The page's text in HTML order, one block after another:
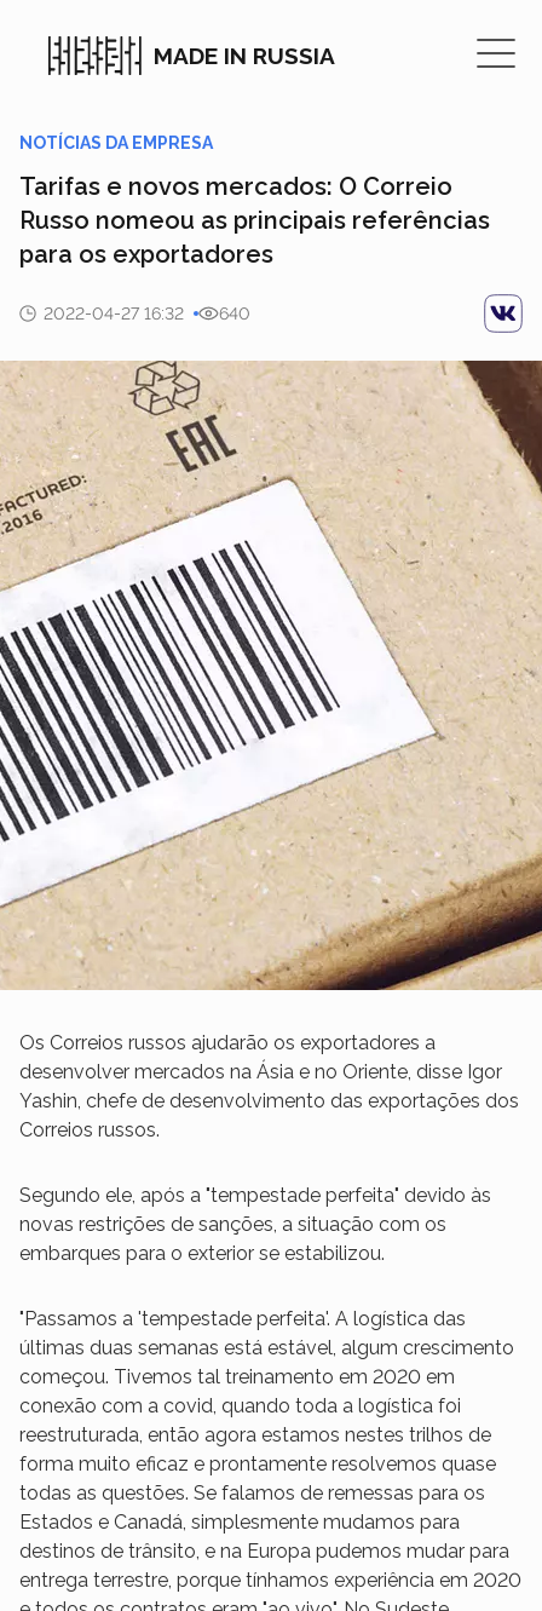
MADE IN RUSSIA
NOTÍCIAS DA EMPRESA
Tarifas e novos mercados: O Correio
Russo nomeou as principais referências
para os exportadores
2022-04-27 16:32 640
Os Correios russos ajudarão os exportadores a
desenvolver mercados na Ásia e no Oriente, disse Igor
Yashin, chefe de desenvolvimento das exportações dos
Correios russos.
Segundo ele, após a "tempestade perfeita" devido às
novas restrições de sanções, a situação com os
embarques para o exterior se estabilizou.
"Passamos a 'tempestade perfeita'. A logística das
últimas duas semanas está estável, algum crescimento
começou. Tivemos tal treinamento em 2020 em
conexão com a covid, quando toda a logística foi
reestruturada, então agora estamos nestes trilhos de
forma muito eficaz e prontamente resolvemos quase
todas as questões. Se falamos de remessas para os
Estados e Canadá, simplesmente mudamos para
destinos de trânsito, e na Europa pudemos mudar para
entrega terrestre, porque tínhamos experiência em 2020